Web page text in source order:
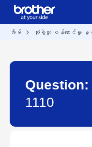
အိမ် သုံးစွဲသူ ဝန်ဆောင်မှု
Question:
1110